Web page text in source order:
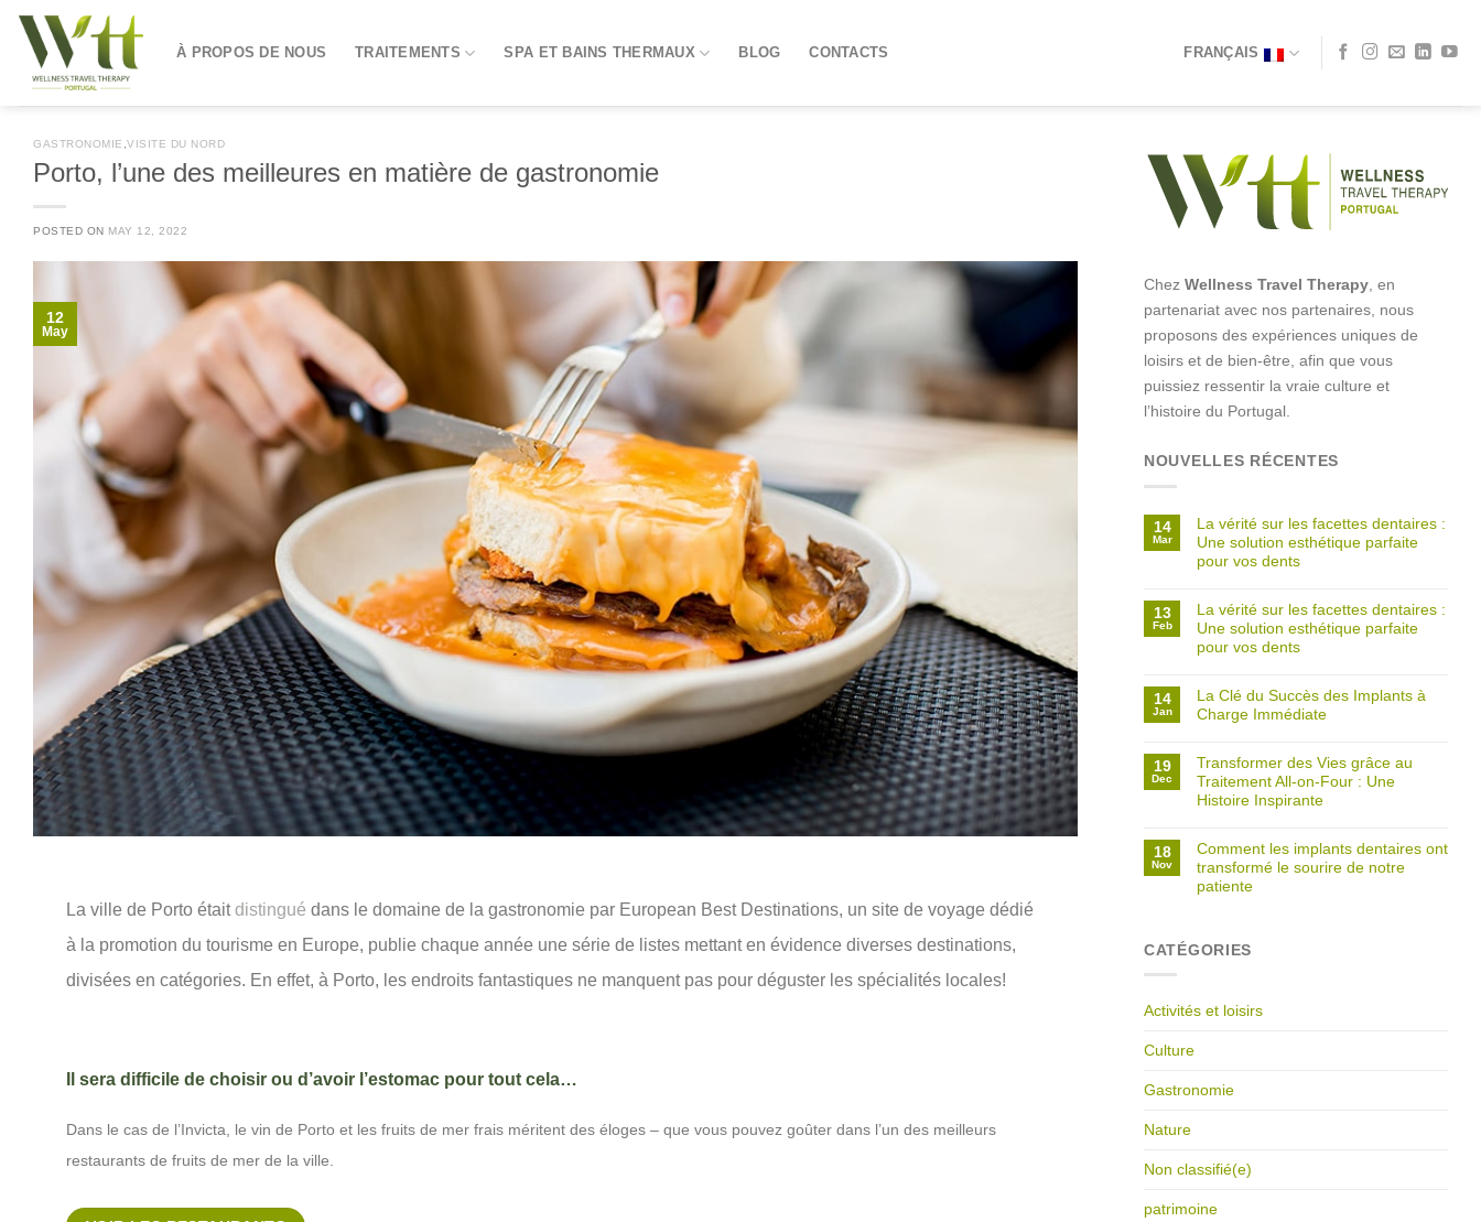
content
À PROPOS DE NOUS TRAITEMENTS SPA ET BAINS THERMAUX BLOG CONTACTS FRANÇAIS
GASTRONOMIE ,VISITE DU NORD
Porto, l’une des meilleures en matière de gastronomie
POSTED ON MAY 12, 2022
12
May
La ville de Porto étaitdistingué dans le domaine de la gastronomie par European Best Destinations, un site de voyage dédié
à la promotion du tourisme en Europe, publie chaque année une série de listes mettant en évidence diverses destinations,
divisées en catégories. En effet, à Porto, les endroits fantastiques ne manquent pas pour déguster les spécialités locales!
Il sera difficile de choisir ou d’avoir l’estomac pour tout cela…
Dans le cas de l’Invicta, le vin de Porto et les fruits de mer frais méritent des éloges – que vous pouvez goûter dans l’un des meilleurs
restaurants de fruits de mer de la ville.
Chez Wellness Travel Therapy, en
partenariat avec nos partenaires, nous
proposons des expériences uniques de
loisirs et de bien-être, afin que vous
puissiez ressentir la vraie culture et
l’histoire du Portugal.
NOUVELLES RÉCENTES
14
Mar
La vérité sur les facettes dentaires :
Une solution esthétique parfaite
pour vos dents
13
Feb
La vérité sur les facettes dentaires :
Une solution esthétique parfaite
pour vos dents
14
Jan
La Clé du Succès des Implants à
Charge Immédiate
19
Dec
Transformer des Vies grâce au
Traitement All-on-Four : Une
Histoire Inspirante
18
Nov
Comment les implants dentaires ont
transformé le sourire de notre
patiente
CATÉGORIES
Activités et loisirs
Culture
Gastronomie
Nature
Non classifié(e)
patrimoine